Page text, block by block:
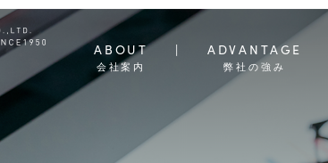
ABOUT
会社案内
ADVANTAGE
弊社の強み